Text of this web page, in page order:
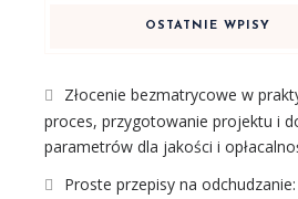
OSTATNIE WPISY
Złocenie bezmatrycowe w
proces, przygotowanie projektu i
parametrów dla jakości i
Proste przepisy na